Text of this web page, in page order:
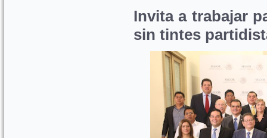
Invita a trabajar
sin tintes